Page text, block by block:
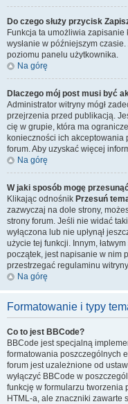
Do czego służy przycisk
Funkcja ta umożliwia
wysłanie w późniejszym
poziomu panelu użytkownika.
Na górę
Dlaczego mój post musi być
Administrator witryny mógł
przejrzenia przed publikacją.
cię w grupie, która ma
konieczności ich
forum. Aby uzyskać więcej
Na górę
W jaki sposób mogę
Klikając odnośnik Przesuń
zazwyczaj na dole strony,
strony forum. Jeśli nie widać
wyłączona lub nie upłynął
użycie tej funkcji. Innym,
początek, jest napisanie w nim
przestrzegać regulaminu
Na górę
Formatowanie i typy
Co to jest BBCode?
BBCode jest specjalną
formatowania poszczególnych
forum jest uzależnione od
wyłączyć BBCode w
funkcję w formularzu tworzenia
HTML-a, ale znaczniki zawarte